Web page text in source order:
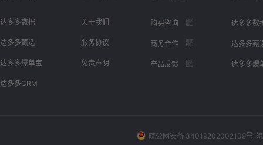
达多多数据
达多多甄选
达多多爆单宝
达多多CRM
关于我们
服务协议
免责声明
购买咨询
商务合作
产品反馈
达多多数
达多多甄
达多多爆
皖公网安备 34019202002109号